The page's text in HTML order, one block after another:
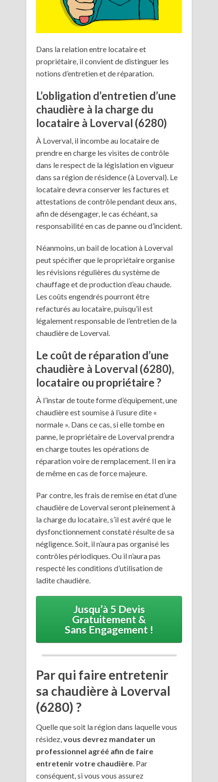
Dans la relation entre locataire et
propriétaire, il convient de distinguer les
notions d’entretien et de réparation.
L’obligation d’entretien d’une
chaudière à la charge du
locataire à Loverval (6280)
À Loverval, il incombe au locataire de
prendre en charge les visites de contrôle
dans le respect de la législation en vigueur
dans sa région de résidence (à Loverval). Le
locataire devra conserver les factures et
attestations de contrôle pendant deux ans,
afin de désengager, le cas échéant, sa
responsabilité en cas de panne ou d’incident.
Néanmoins, un bail de location à Loverval
peut spécifier que le propriétaire organise
les révisions régulières du système de
chauffage et de production d’eau chaude.
Les coûts engendrés pourront être
refacturés au locataire, puisqu’il est
légalement responsable de l’entretien de la
chaudière de Loverval.
Le coût de réparation d’une
chaudière à Loverval (6280),
locataire ou propriétaire ?
À l’instar de toute forme d’équipement, une
chaudière est soumise à l’usure dite «
normale ». Dans ce cas, si elle tombe en
panne, le propriétaire de Loverval prendra
en charge toutes les opérations de
réparation voire de remplacement. Il en ira
de même en cas de force majeure.
Par contre, les frais de remise en état d’une
chaudière de Loverval seront pleinement à
la charge du locataire, s’il est avéré que le
dysfonctionnement constaté résulte de sa
négligence. Soit, il n’aura pas organisé les
contrôles périodiques. Ou il n’aura pas
respecté les conditions d’utilisation de
ladite chaudière.
Jusqu’à 5 Devis
Gratuitement &
Sans Engagement !
Par qui faire entretenir
sa chaudière à Loverval
(6280) ?
Quelle que soit la région dans laquelle vous
résidez,vous devrez mandater un
professionnel agréé afin de faire
entretenir votre chaudière. Par
conséquent, si vous vous assurez